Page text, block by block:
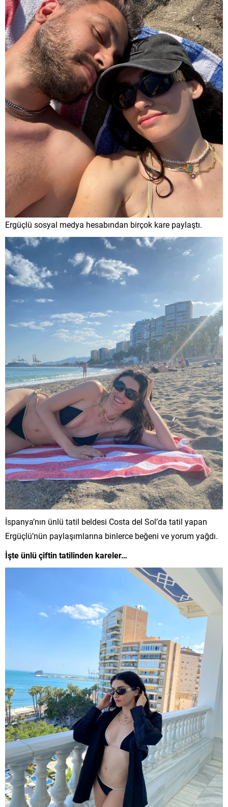
Ergüçlü sosyal medya hesabından birçok kare paylaştı.
İspanya’nın ünlü tatil beldesi Costa del Sol’da tatil yapan
Ergüçlü’nün paylaşımlarına binlerce beğeni ve yorum yağdı.
İşte ünlü çiftin tatilinden kareler…